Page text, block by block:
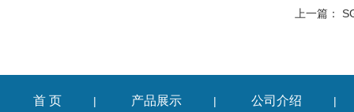
上一篇：
首 页 | 产品展示 | 公司介绍 |